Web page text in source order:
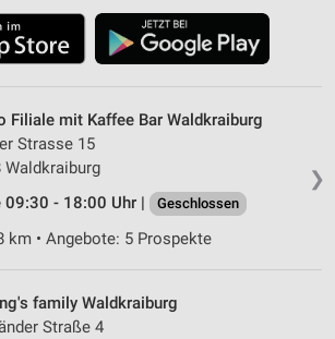
❯
Filiale mit Kaffee Bar Waldkraiburg
Strasse 15
Waldkraiburg
09:30 - 18:00 Uhr |
Geschlossen
km • Angebote: 5 Prospekte
family Waldkraiburg
Straße 4